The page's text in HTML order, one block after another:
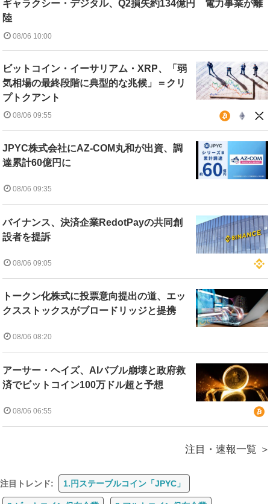
ギャラクシー・デジタル、Q2損失約134億円 電力事業が離
陸
08/06 10:00
ビットコイン・イーサリアム・XRP、「弱
気相場の最終段階に典型的な兆候」＝クリ
プトクアント
08/06 09:55
JPYC株式会社にAZ-COM丸和が出資、調
達累計60億円に
08/06 09:35
バイナンス、決済企業RedotPayの共同創
設者を提訴
08/06 09:05
トークン化株式に投票意向提出の道、エッ
クスストックスがブロードリッジと提携
08/06 08:20
アーサー・ヘイズ、AIバブル崩壊と政府救
済でビットコイン100万ドル超と予想
08/06 06:55
注目・速報一覧
注目トレンド: 1.円ステーブルコイン「JPYC」